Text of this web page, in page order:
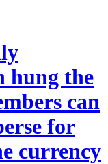
hung the
can
for
currency